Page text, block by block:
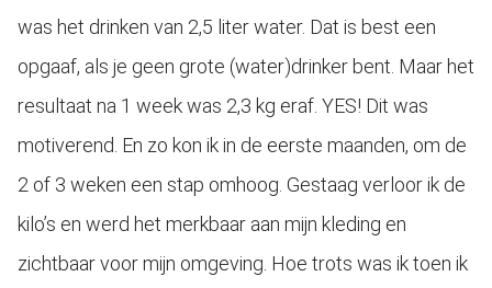
was het drinken van 2,5 liter water. Dat is best een
opgaaf, als je geen grote (water)drinker bent. Maar het
resultaat na 1 week was 2,3 kg eraf. YES! Dit was
motiverend. En zo kon ik in de eerste maanden, om de
2 of 3 weken een stap omhoog. Gestaag verloor ik de
kilo’s en werd het merkbaar aan mijn kleding en
zichtbaar voor mijn omgeving. Hoe trots was ik toen ik